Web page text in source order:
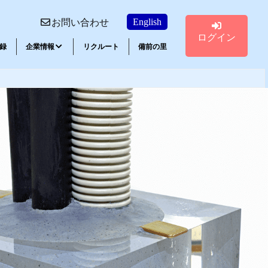
お問い合わせ English
エポキシ系接着剤
講習会ご案内
企業情報 リクルート 備前の里
ログイン